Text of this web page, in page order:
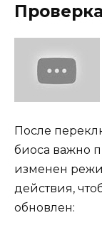
После
биоса важно
изменен
действия,
обновлен: